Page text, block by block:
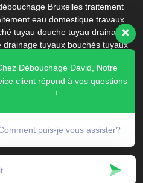
Bruxelles traitement
eau domestique travaux
tuyau douche tuyau drainage
drainage tuyaux bouchés tuyaux
prix Urinoir homme ventouse
Vidange fosse septique
Bruxelles
septique Dilbeek
pas cher
bouché évie wc bouché que faire
Débouchage David, Notre
client répond à vos questions
!
puis-je vous assister?